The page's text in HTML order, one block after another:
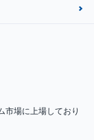
市場に上場しており